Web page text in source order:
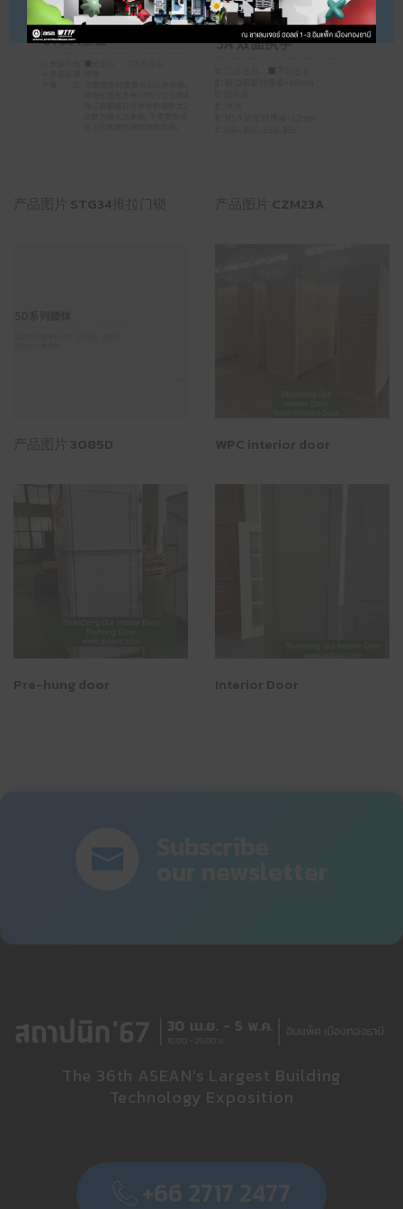
产品图片 STG34推拉门锁 产品图片 CZM23A
产品图片 3085D WPC interior door
Pre-hung door Interior Door
The 36th ASEAN’s Largest Building
Technology Exposition
+66 2717 2477